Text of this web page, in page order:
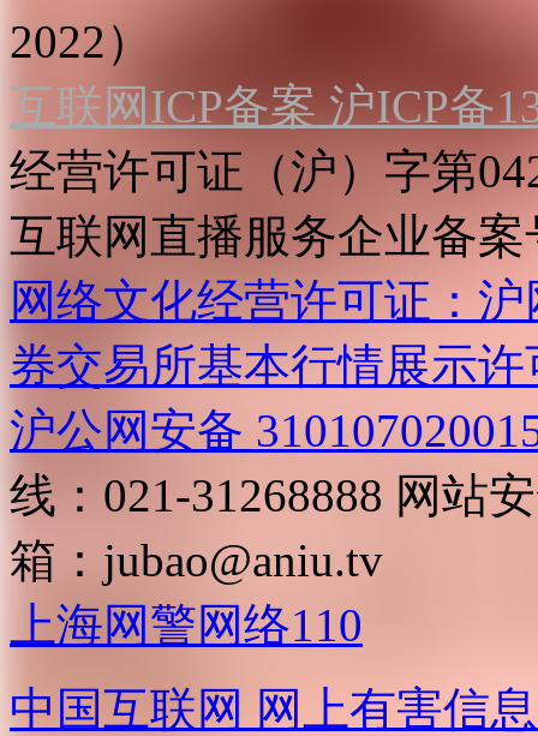
2022）
互联网ICP备案 沪ICP备
经营许可证（沪）字第
互联网直播服务企业备案
网络文化经营许可证：
券交易所基本行情展示许
沪公网安备
线：021-31268888 网站
箱： jubao@aniu.tv
上海网警网络110
中国互联网 网上有害信